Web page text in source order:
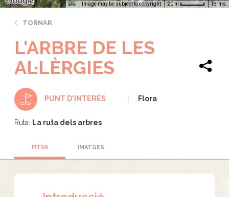
Image may be subject to copyright 20 m Terms
TORNAR
L'ARBRE DE LES
AL·LÈRGIES
PUNT D'INTERÈS Flora
Ruta: La ruta dels arbres
FITXA IMATGES